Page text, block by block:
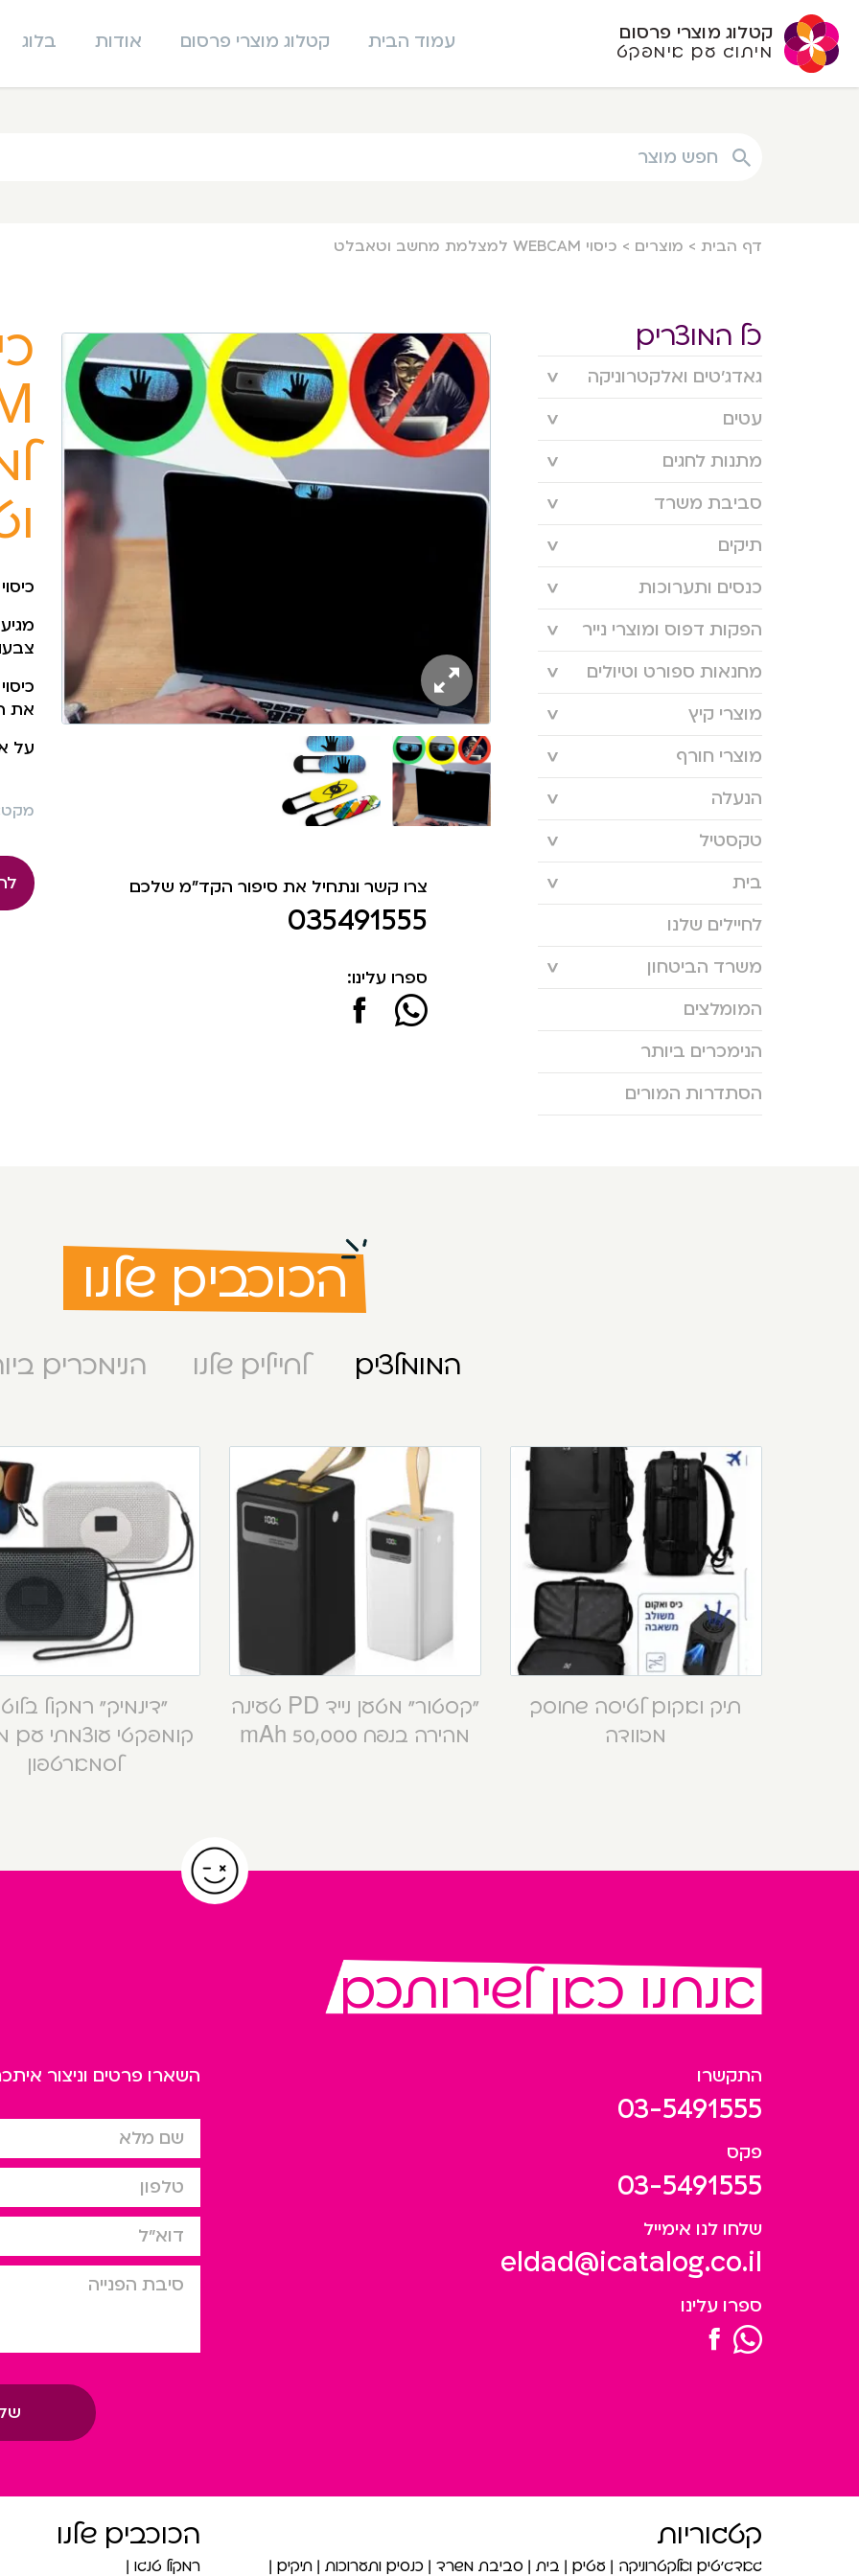
קטלוג מוצרי פרסום
מיתוג עם אימפקט עמוד הבית קטלוג מוצרי פרסום אודות בלוג
חפש מוצר
דף הבית > מוצרים > כיסוי WEBCAM למצלמת מחשב וטאבלט
כל המוצרים
גאדג’טים ואלקטרוניקה
עטים
מתנות לחגים
סביבת משרד
תיקים
כנסים ותערוכות
הפקות דפוס ומוצרי נייר
מחנאות ספורט וטיולים
מוצרי קיץ
מוצרי חורף
הנעלה
טקסטיל
בית
לחיילים שלנו
משרד הביטחון
המומלצים
הנימכרים ביותר
הסתדרות המורים
כיסוי WEBCAM למצלמת מחשב וטאבלט
את
על
מקט:
צרו קשר ונתחיל את סיפור הקד"מ שלכם
035491555
ספרו עלינו:
הכוכבים שלנו
המומלצים לחיילים שלנו הנימכרים
תיק ואקום לטיסה שחוסך
מזוודה
“קסטור” מטען נייד PD טעינה
מהירה בנפח 50,000 mAh
“דינמיק” רמקול
קומפקטי עוצמתי עם
לסמארטפון
אנחנו כאן לשירותכם
התקשרו
03-5491555
פקס
03-5491555
שלחו לנו אימייל
eldad@icatalog.co.il
ספרו עלינו
השארו פרטים וניצור
שם מלא
טלפון
דוא”ל
סיבת הפניה
קטגוריות
גאדג’טים ואלקטרוניקה עטים בית סביבת משרד כנסים ותערוכות תיקים
הכוכבים שלנו
רמקול טנגו